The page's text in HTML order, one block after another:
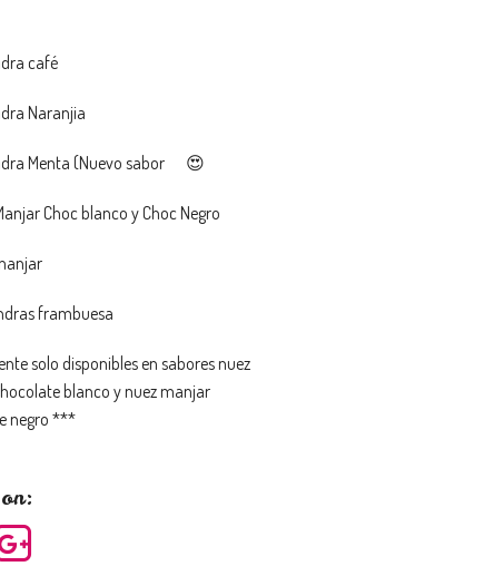
café
Naranjia
Menta (Nuevo sabor 😍
Choc blanco y Choc Negro
frambuesa
solo disponibles en sabores nuez
blanco y nuez manjar
negro ***